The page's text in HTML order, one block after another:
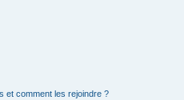
et comment les rejoindre ?